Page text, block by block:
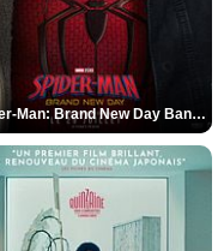
Spider-Man: Brand New Day Bande-annonce VO STFR